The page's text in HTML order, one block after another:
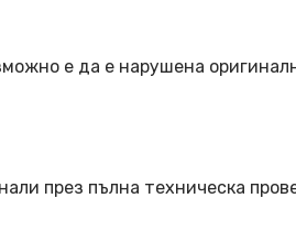
е да е нарушена
през пълна техническа